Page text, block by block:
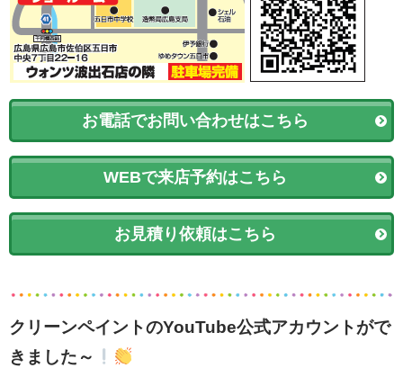
お電話でお問い合わせはこちら
WEBで来店予約はこちら
お見積り依頼はこちら
クリーンペイントのYouTube公式アカウントがで
きました～